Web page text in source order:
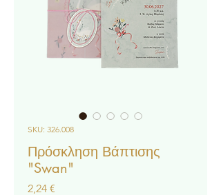
SKU: 326.008
Πρόσκληση Βάπτισης
"Swan"
2,24 €